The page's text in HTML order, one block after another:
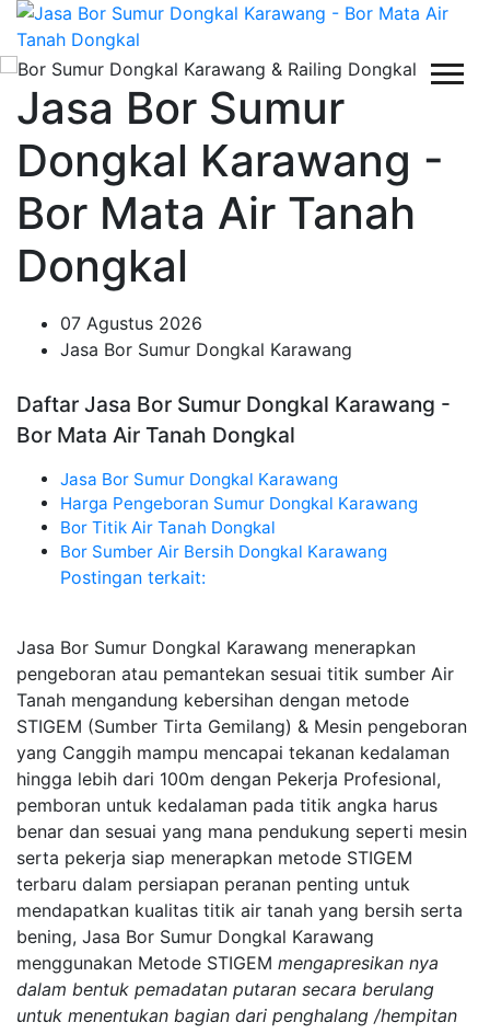
Jasa Bor Sumur
Dongkal Karawang -
Bor Mata Air Tanah
Dongkal
07 Agustus 2026
Jasa Bor Sumur Dongkal Karawang
Daftar Jasa Bor Sumur Dongkal Karawang -
Bor Mata Air Tanah Dongkal
Jasa Bor Sumur Dongkal Karawang
Harga Pengeboran Sumur Dongkal Karawang
Bor Titik Air Tanah Dongkal
Bor Sumber Air Bersih Dongkal Karawang
Postingan terkait:
Jasa Bor Sumur Dongkal Karawang menerapkan
pengeboran atau pemantekan sesuai titik sumber Air
Tanah mengandung kebersihan dengan metode
STIGEM (Sumber Tirta Gemilang) & Mesin pengeboran
yang Canggih mampu mencapai tekanan kedalaman
hingga lebih dari 100m dengan Pekerja Profesional,
pemboran untuk kedalaman pada titik angka harus
benar dan sesuai yang mana pendukung seperti mesin
serta pekerja siap menerapkan metode STIGEM
terbaru dalam persiapan peranan penting untuk
mendapatkan kualitas titik air tanah yang bersih serta
bening, Jasa Bor Sumur Dongkal Karawang
menggunakan Metode STIGEM mengapresikan nya
dalam bentuk pemadatan putaran secara berulang
untuk menentukan bagian dari penghalang /hempitan